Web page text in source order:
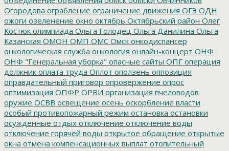
Огородова ограбление ограничение движения ОГЭ ОДН
ожоги озеленение окно октябрь Октябрьский район Олег
Костюк олимпиада Ольга Голодец Ольга Данилина Ольга
Казанская ОМОН ОМП ОМС Омск онкодиспансер
онкологическая служба онкология онлайн-концерт ОНФ
ОНФ "Генеральная уборка" опасные сайты ОПГ операция
должник оплата труда Оплот оползень оппозиция
оправдательный приговор опровержение опрос
оптимизация ОПФР ОРВИ организация пчеловодов
оружие ОСВВ освещение осень оскорбление власти
особый противопожарный режим остановка остановки
осужденные отдых отключение отключение воды
отключение горячей воды открытое обращение открытые
окна отмена компенсационных выплат отопительный